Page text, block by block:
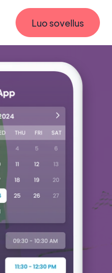
Luo sovellus